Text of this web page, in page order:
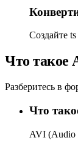
Создайте
Что такое
Разберитесь в
Что
AVI (Audio